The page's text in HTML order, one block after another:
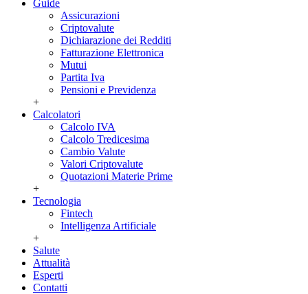
Guide
Assicurazioni
Criptovalute
Dichiarazione dei Redditi
Fatturazione Elettronica
Mutui
Partita Iva
Pensioni e Previdenza
+
Calcolatori
Calcolo IVA
Calcolo Tredicesima
Cambio Valute
Valori Criptovalute
Quotazioni Materie Prime
+
Tecnologia
Fintech
Intelligenza Artificiale
+
Salute
Attualità
Esperti
Contatti